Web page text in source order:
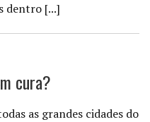
dentro [...]
cura?
as grandes cidades do